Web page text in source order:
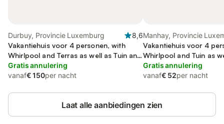
Durbuy, Provincie Luxemburg
8,6
Vakantiehuis voor 4 personen, with
Whirlpool and Terras as well as Tuin and
Sauna
Gratis annulering
vanaf€ 150per nacht
Manhay, Provincie
Vakantiehuis voor 4
Whirlpool and Tuin as
Gratis annulering
vanaf€ 52per nacht
Laat alle aanbiedingen zien